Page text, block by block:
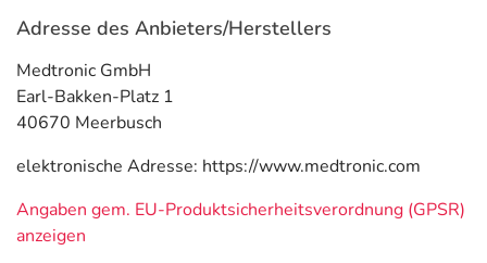
Adresse des Anbieters/Herstellers
Medtronic GmbH
Earl-Bakken-Platz 1
40670 Meerbusch
elektronische Adresse: https://www.medtronic.com
Angaben gem. EU-Produktsicherheitsverordnung (GPSR)
anzeigen